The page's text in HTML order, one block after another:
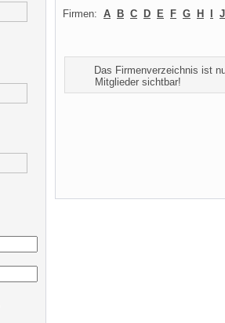
Firmen: A B C D E F G H J
Das Firmenverzeichnis ist
Mitglieder sichtbar!